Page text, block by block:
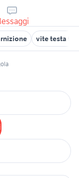
vite testa